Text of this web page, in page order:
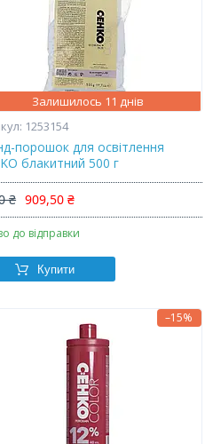
Залишилось 11 днів
1253154
порошок для освітлення
блакитний 500 г
₴ 909,50 ₴
до відправки
Купити
–15%